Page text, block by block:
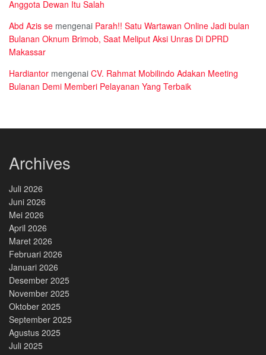
Anggota Dewan Itu Salah
Abd Azis se mengenai Parah!! Satu Wartawan Online Jadi bulan
Bulanan Oknum Brimob, Saat Meliput Aksi Unras Di DPRD
Makassar
Hardiantor mengenai CV. Rahmat Mobilindo Adakan Meeting
Bulanan Demi Memberi Pelayanan Yang Terbaik
Archives
Juli 2026
Juni 2026
Mei 2026
April 2026
Maret 2026
Februari 2026
Januari 2026
Desember 2025
November 2025
Oktober 2025
September 2025
Agustus 2025
Juli 2025